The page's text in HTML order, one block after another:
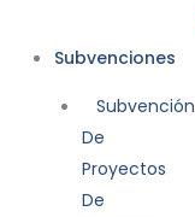
Subvenciones
Subvención
De
Proyectos
De